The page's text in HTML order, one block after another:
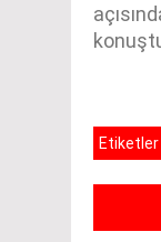
Etiketler